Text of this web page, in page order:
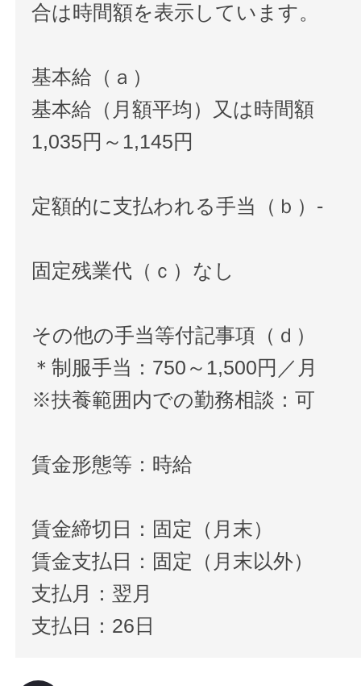
合は時間額を表示しています。
基本給（ａ）
基本給（月額平均）又は時間額
1,035円～1,145円
定額的に支払われる手当（ｂ）-
固定残業代（ｃ）なし
その他の手当等付記事項（ｄ）
＊制服手当：750～1,500円／月
※扶養範囲内での勤務相談：可
賃金形態等：時給
賃金締切日：固定（月末）
賃金支払日：固定（月末以外）
支払月：翌月
支払日：26日